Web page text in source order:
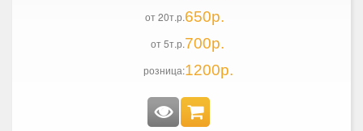
от 20т.р.650р.
от 5т.р.700р.
розница:1200р.